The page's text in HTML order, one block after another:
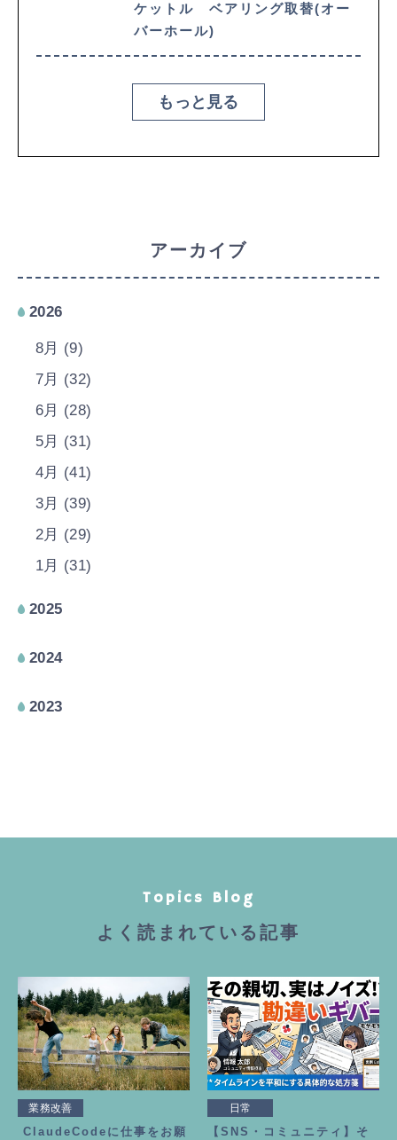
ケットル ベアリング取替(オー
バーホール)
もっと見る
アーカイブ
2026
8月 (9)
7月 (32)
6月 (28)
5月 (31)
4月 (41)
3月 (39)
2月 (29)
1月 (31)
2025
2024
2023
Topics Blog
よく読まれている記事
業務改善
ClaudeCodeに仕事をお願
日常
【SNS・コミュニティ】そ